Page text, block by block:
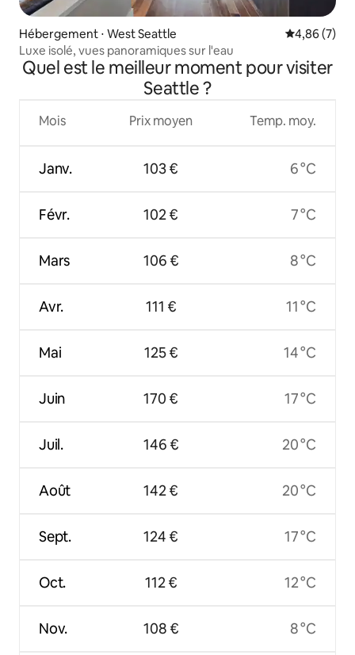
Hébergement ⋅ West Seattle Évaluation
4,86 (7)
Luxe isolé, vues panoramiques sur l'eau
Quel est le meilleur moment pour visiter
Seattle ?
Mois
Janv.
Févr.
Mars
Avr.
Mai
Juin
Juil.
Août
Sept.
Oct.
Nov.
Prix moyen
103 €
102 €
106 €
111 €
125 €
170 €
146 €
142 €
124 €
112 €
108 €
Temp. moy.
6 °C
7 °C
8 °C
11 °C
14 °C
17 °C
20 °C
20 °C
17 °C
12 °C
8 °C